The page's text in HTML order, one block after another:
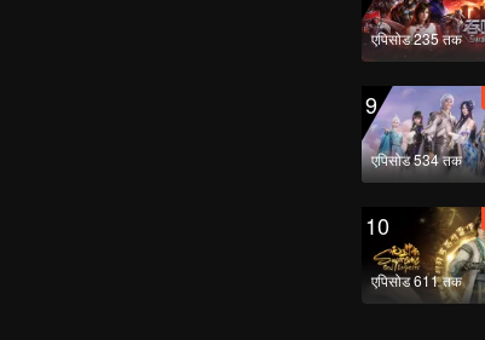
एपिसोड 235 तक
9
एपिसोड 534 तक
10
एपिसोड 611 तक